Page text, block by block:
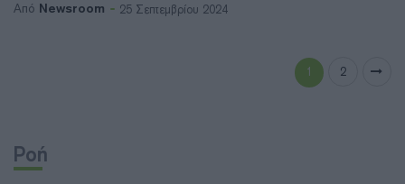
Από Newsroom 25 Σεπτεμβρίου 2024
1 2
Ροή